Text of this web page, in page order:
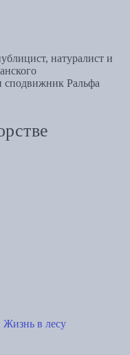
натуралист и
сподвижник Ральфа
Жизнь в лесу